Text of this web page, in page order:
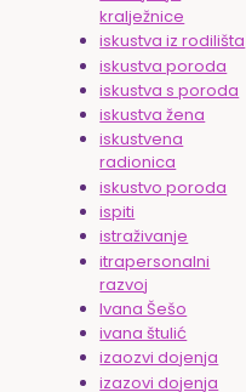
kralježnice
iskustva iz rodilišta
iskustva poroda
iskustva s poroda
iskustva žena
iskustvena
radionica
iskustvo poroda
ispiti
istraživanje
itrapersonalni
razvoj
Ivana Šešo
ivana štulić
izaozvi dojenja
izazovi dojenja